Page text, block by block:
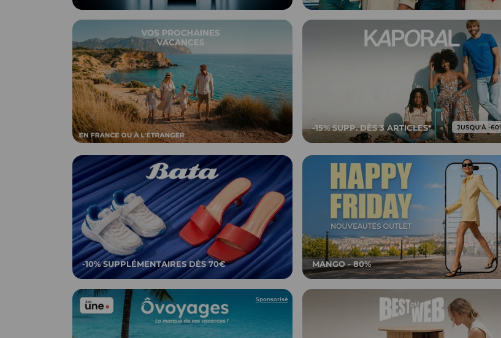
-15% SUPP. DÈS 3 ARTICLES*
-10% SUPPLÉMENTAIRES DÈS 70€ MANGO - 80%
Sponsorisé